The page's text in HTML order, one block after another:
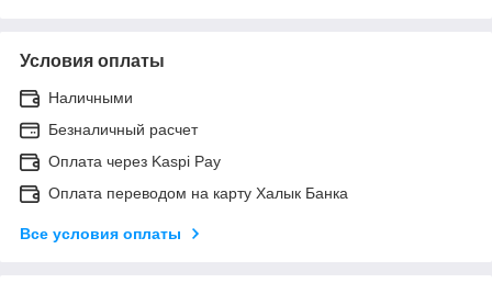
Условия оплаты
Наличными
Безналичный расчет
Оплата через Kaspi Pay
Оплата переводом на карту Халык Банка
Все условия оплаты